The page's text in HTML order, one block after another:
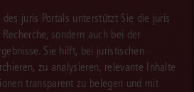
juris Portals unterstützt Sie die juris
sondern auch bei der
Sie hilft, bei juristischen
zu analysieren, relevante Inhalte
transparent zu belegen und mit